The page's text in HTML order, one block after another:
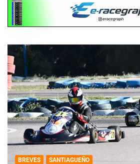
BREVES SANTIAGUEÑO